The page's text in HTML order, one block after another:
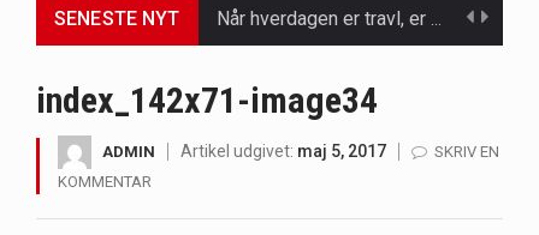
SENESTE NYT
Padel er en sport, der er blevet stadig mere populær over hele verden på grund…
index_142x71-image34
ADMIN Artikel udgivet: maj 5, 2017
SKRIV EN
KOMMENTAR